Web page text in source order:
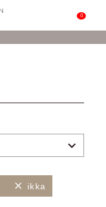
0
ikka